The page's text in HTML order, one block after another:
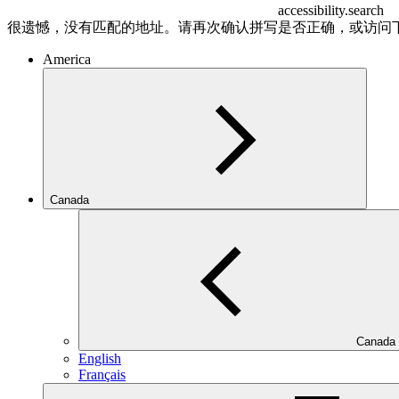
accessibility.search
很遗憾，没有匹配的地址。请再次确认拼写是否正确，或访问
America
Canada
Canada
English
Français